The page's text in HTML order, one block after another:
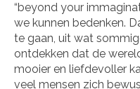
“beyond your
we kunnen bedenken.
te gaan, uit wat
ontdekken dat de
mooier en liefdevoller
veel mensen zich